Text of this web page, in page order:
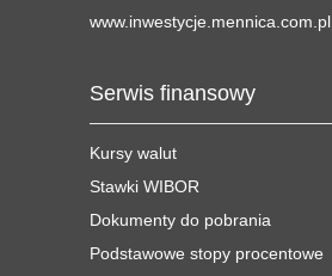
www.inwestycje.mennica.com.pl
Serwis finansowy
Kursy walut
Stawki WIBOR
Dokumenty do pobrania
Podstawowe stopy procentowe